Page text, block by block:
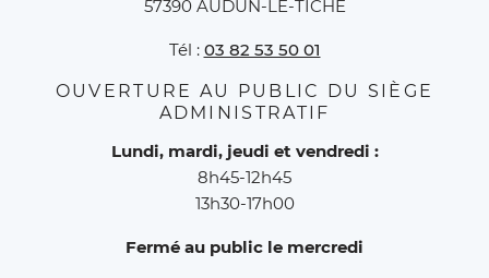
57390 AUDUN-LE-TICHE
Tél : 03 82 53 50 01
OUVERTURE AU PUBLIC DU SIÈGE
ADMINISTRATIF
Lundi, mardi, jeudi et vendredi :
8h45-12h45
13h30-17h00
Fermé au public le mercredi